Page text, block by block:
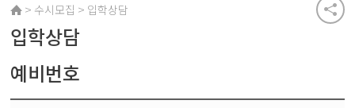
> 수시모집 > 입학상담
입학상담
예비번호